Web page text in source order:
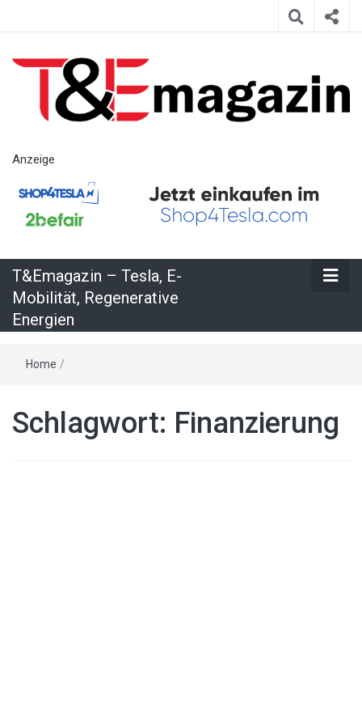
– Tesla, E-
Regenerative
Energien
Anzeige
T&Emagazin – Tesla, E-
Mobilität, Regenerative
Energien
Home /
Schlagwort: Finanzierung